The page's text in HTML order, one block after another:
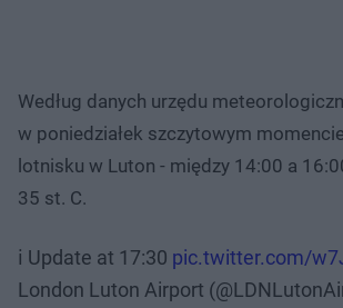
Według danych urzędu
w poniedziałek szczytowym
lotnisku w Luton - między 14:00 a
35 st. C.
ℹ️ Update at 17:30 pic.twitter.com/
London Luton Airport